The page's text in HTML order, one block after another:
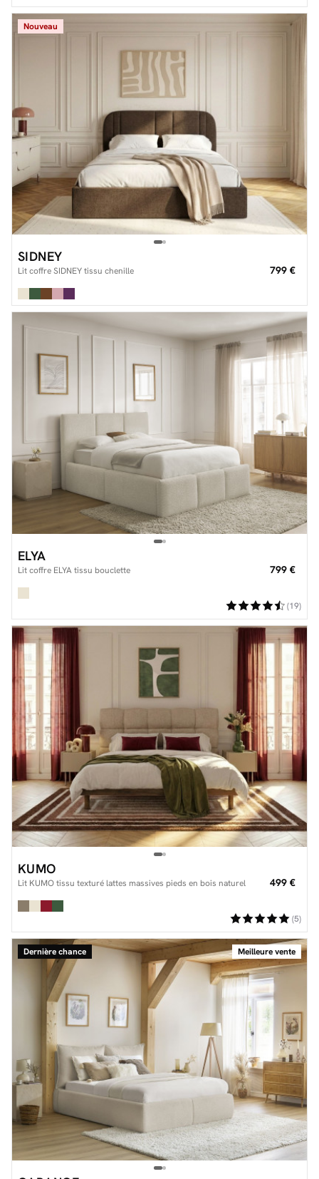
Nouveau
SIDNEY
Lit coffre SIDNEY tissu chenille 799 €
ELYA
Lit coffre ELYA tissu bouclette 799 €
(19)
KUMO
Lit KUMO tissu texturé lattes massives pieds en bois naturel 499 €
(5)
Meilleure vente
Dernière chance